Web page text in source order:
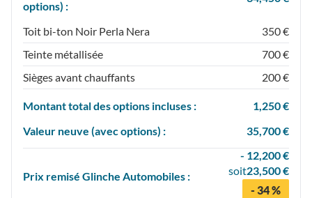
options) :
Toit bi-ton Noir Perla Nera
350 €
Teinte métallisée
700 €
Sièges avant chauffants
200 €
Montant total des options incluses :
1,250 €
Valeur neuve (avec options) :
35,700 €
Prix remisé Glinche Automobiles :
- 12,200 €
soit23,500 €
- 34 %